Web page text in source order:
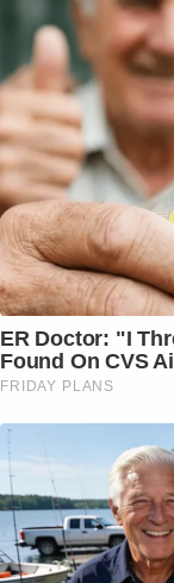
ER Doctor: "I
Found On CVS
FRIDAY PLANS